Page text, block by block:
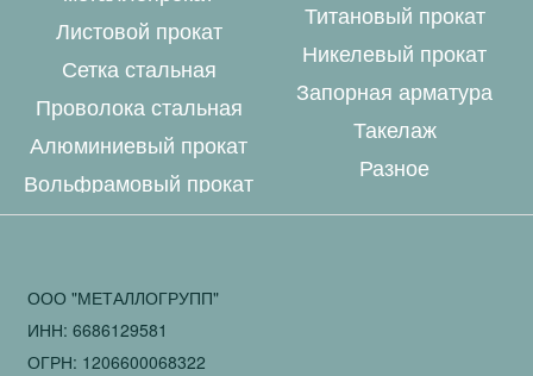
Листовой прокат
Сетка стальная
Проволока стальная
Алюминиевый прокат
Вольфрамовый прокат
Титановый прокат
Никелевый прокат
Запорная арматура
Такелаж
Разное
ООО "МЕТАЛЛОГРУПП"
ИНН: 6686129581
ОГРН: 1206600068322